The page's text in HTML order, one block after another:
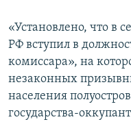
«Установлено, что в
РФ вступил в
комиссара», на
незаконных
населения
государства-